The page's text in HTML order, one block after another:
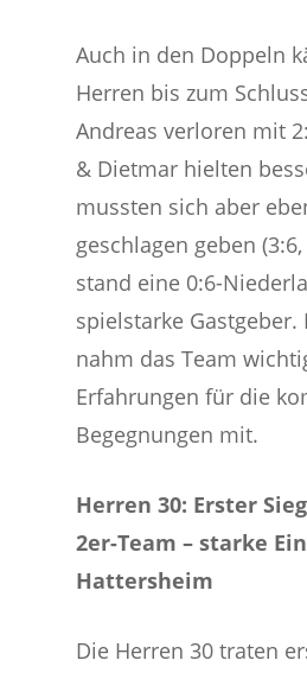
Auch in den Doppeln
Herren bis zum
Andreas verloren mit
& Dietmar hielten
mussten sich aber
geschlagen geben
stand eine 0:6-
spielstarke Gastgeber.
nahm das Team
Erfahrungen für die
Begegnungen mit.
Herren 30: Erster
2er-Team – starke
Hattersheim
Die Herren 30 traten